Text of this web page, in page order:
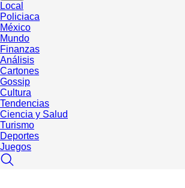
Local
Policiaca
México
Mundo
Finanzas
Análisis
Cartones
Gossip
Cultura
Tendencias
Ciencia y Salud
Turismo
Deportes
Juegos